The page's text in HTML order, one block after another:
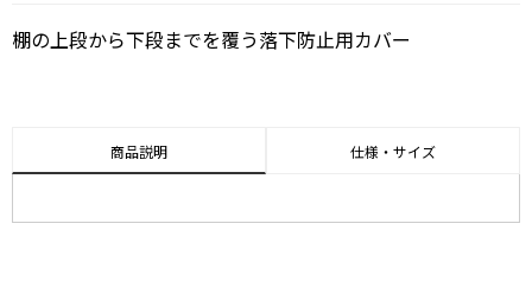
棚の上段から下段までを覆う落下防止用カバー
商品説明 仕様・サイズ